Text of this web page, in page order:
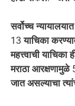
सर्वोच्च
13 याचिका
महत्त्वाची
मराठा आरक्षणामुळे
जात असल्याचा